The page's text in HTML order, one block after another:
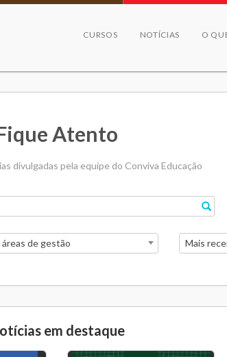
CURSOS NOTÍCIAS O
Atento
divulgadas pela equipe do Conviva Educação
áreas de gestão Mais
em destaque